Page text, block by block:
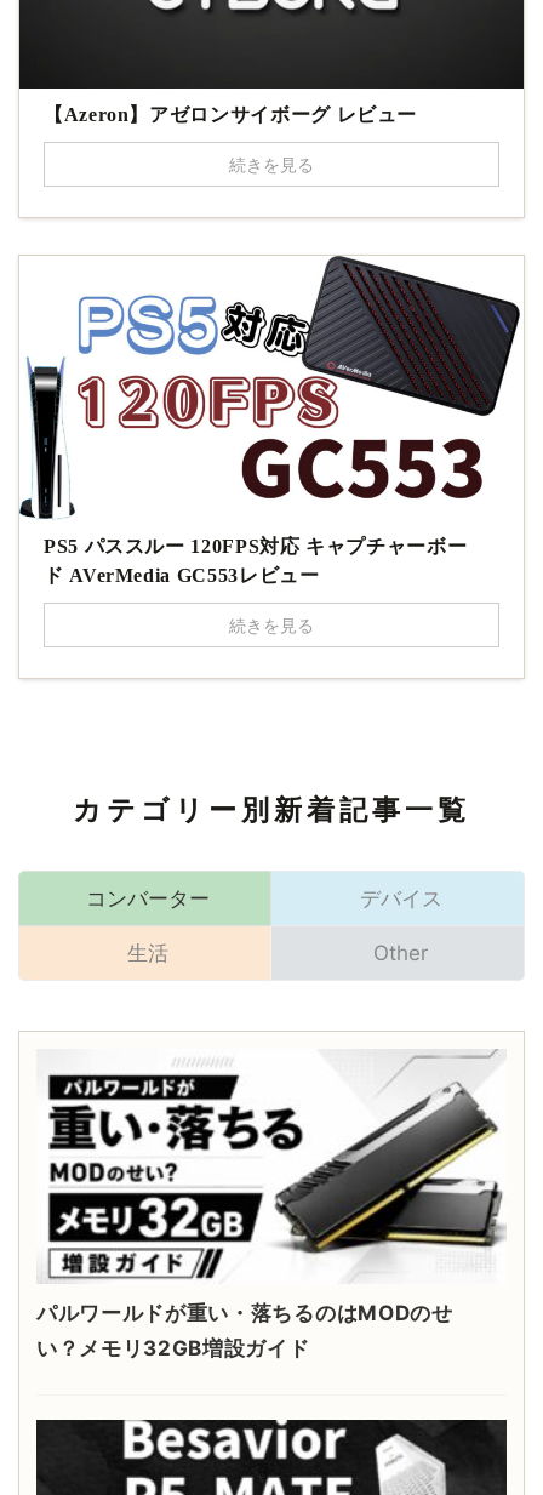
【Azeron】アゼロンサイボーグ レビュー
続きを見る
PS5 パススルー 120FPS対応 キャプチャーボー
ド AVerMedia GC553レビュー
続きを見る
カテゴリー別新着記事一覧
コンバーター デバイス
生活 Other
パルワールドが重い・落ちるのはMODのせ
い？メモリ32GB増設ガイド